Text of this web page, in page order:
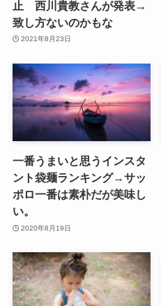
止 西川貴教さんが発表→
致し方ないのかもな
2021年8月23日
一番うまいと思うインスタ
ント袋麺ランキング→サッ
ポロ一番は素朴だが美味し
い。
2020年8月19日